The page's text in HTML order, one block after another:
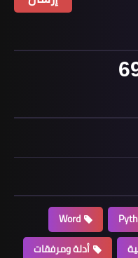
Word
أدلة ومرفقات